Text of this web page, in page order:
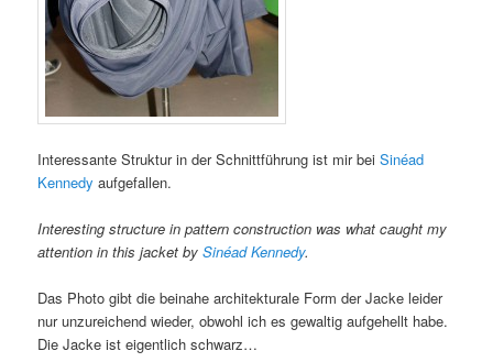
Interessante Struktur in der Schnittführung ist mir beiSinéad
Kennedy aufgefallen.
Interesting structure in pattern construction was what caught my
attention in this jacket bySinéad Kennedy.
Das Photo gibt die beinahe architekturale Form der Jacke leider
nur unzureichend wieder, obwohl ich es gewaltig aufgehellt habe.
Die Jacke ist eigentlich schwarz…